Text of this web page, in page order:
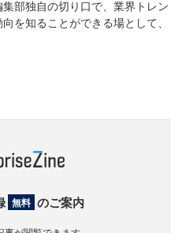
部独自の切り口で、業界トレン
を知ることができる場として、
無料 のご案内